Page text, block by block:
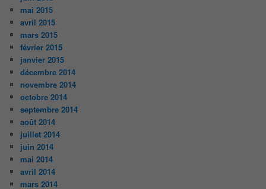
mai 2015
avril 2015
mars 2015
février 2015
janvier 2015
décembre 2014
novembre 2014
octobre 2014
septembre 2014
août 2014
juillet 2014
juin 2014
mai 2014
avril 2014
mars 2014